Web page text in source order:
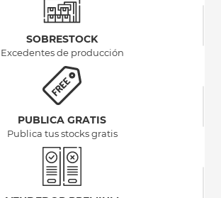
SOBRESTOCK
Excedentes de producción
PUBLICA GRATIS
Publica tus stocks gratis